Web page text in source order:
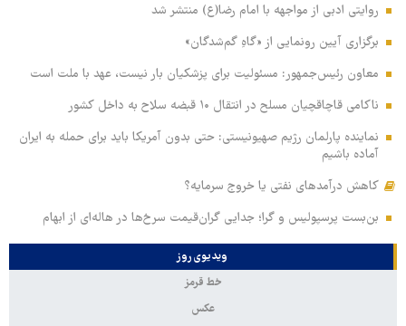
روایتی ادبی از مواجهه با امام رضا(ع) منتشر شد
برگزاری آیین رونمایی از «گاهِ گم‌شدگان»
معاون رئیس‌جمهور: مسئولیت برای پزشکیان بار نیست، عهد با ملت است
ناکامی قاچاقچیان مسلح در انتقال ۱۰ قبضه سلاح به داخل کشور
نماینده پارلمان رژیم صهیونیستی: حتی بدون آمریکا باید برای حمله به ایران
آماده باشیم
کاهش درآمدهای نفتی یا خروج سرمایه؟
بن‌بست پرسپولیس و گرا؛ جدایی گران‌قیمت سرخ‌ها در هاله‌ای از ابهام
ویدیوی روز
خط قرمز
عکس